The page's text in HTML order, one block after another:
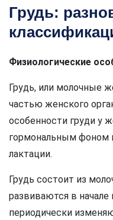
Грудь:
Физиологические
Грудь, или молочные
частью женского
особенности груди у
гормональным фоном
лактации.
Грудь состоит из
развиваются в начале
периодически